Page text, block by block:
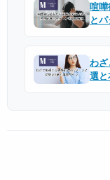
喧嘩
と
わざ
選と